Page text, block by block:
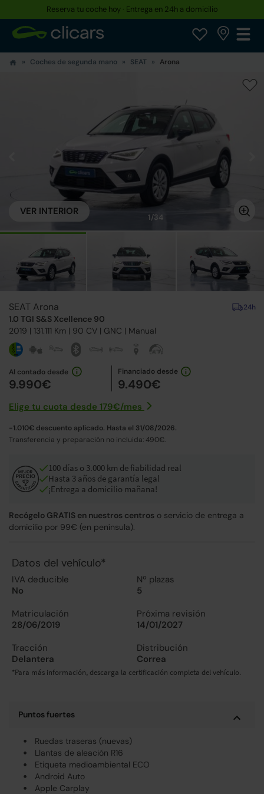
Reserva tu coche hoy · Entrega en 24h a domicilio
Coches de segunda mano SEAT Arona
VER INTERIOR
1/34
SEAT Arona
1.0 TGI S&S Xcellence 90
2019 | 131.111 Km | 90 CV | GNC | Manual
24h
Al contado desde
9.990€
Financiado desde
9.490€
Elige tu cuota desde 179€/mes
-1.010€ descuento aplicado. Hasta el 31/08/2026.
Transferencia y preparación no incluida: 490€.
100 días o 3.000 km de fiabilidad real
Hasta 3 años de garantía legal
¡Entrega a domicilio mañana!
Recógelo GRATIS en nuestros centros o servicio de entrega a
domicilio por 99€ (en península).
Datos del vehículo*
IVA deducible
No
Nº plazas
5
Matriculación
28/06/2019
Próxima revisión
14/01/2027
Tracción
Delantera
Distribución
Correa
*Para más información, descarga la certificación completa del vehículo.
Puntos fuertes
Ruedas traseras (nuevas)
Llantas de aleación R16
Etiqueta medioambiental ECO
Android Auto
Apple Carplay